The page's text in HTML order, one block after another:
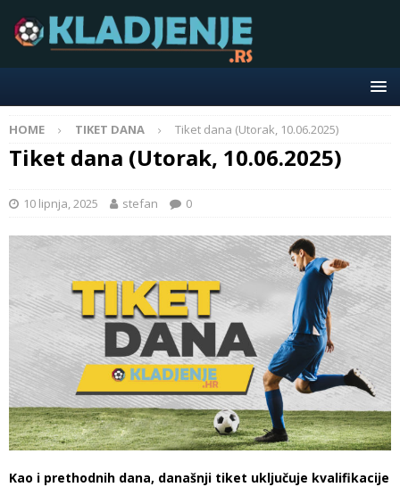
HOME TIKET DANA Tiket dana (Utorak, 10.06.2025)
Tiket dana (Utorak, 10.06.2025)
10 lipnja, 2025 stefan 0
Kao i prethodnih dana, današnji tiket uključuje kvalifikacije